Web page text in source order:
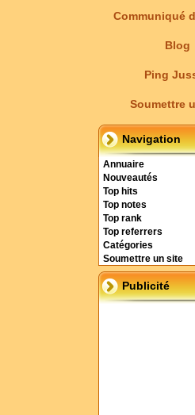
Communiqué
Blog
Ping
Soumettre
Navigation
Annuaire
Nouveautés
Top hits
Top notes
Top rank
Top referrers
Catégories
Soumettre un site
Publicité